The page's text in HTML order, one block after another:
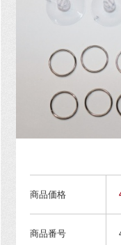
商品価格
商品番号